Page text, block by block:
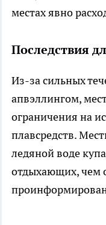
местах явно
Последствия
Из-за сильных
апвэллингом,
ограничения на
плавсредств.
ледяной воде
отдыхающих, чем